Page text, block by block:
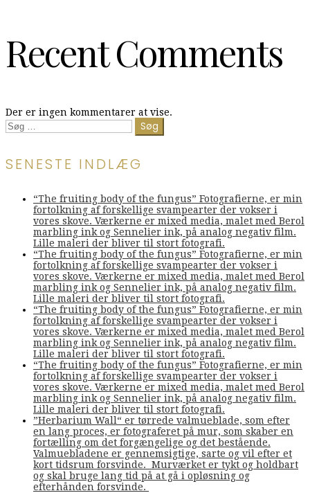
Recent Comments
Der er ingen kommentarer at vise.
Søg
efter:
SENESTE INDLÆG
“The fruiting body of the fungus” Fotografierne, er min
fortolkning af forskellige svampearter der vokser i
vores skove. Værkerne er mixed media, malet med Berol
marbling ink og Sennelier ink, på analog negativ film.
Lille maleri der bliver til stort fotografi.
“The fruiting body of the fungus” Fotografierne, er min
fortolkning af forskellige svampearter der vokser i
vores skove. Værkerne er mixed media, malet med Berol
marbling ink og Sennelier ink, på analog negativ film.
Lille maleri der bliver til stort fotografi.
“The fruiting body of the fungus” Fotografierne, er min
fortolkning af forskellige svampearter der vokser i
vores skove. Værkerne er mixed media, malet med Berol
marbling ink og Sennelier ink, på analog negativ film.
Lille maleri der bliver til stort fotografi.
“The fruiting body of the fungus” Fotografierne, er min
fortolkning af forskellige svampearter der vokser i
vores skove. Værkerne er mixed media, malet med Berol
marbling ink og Sennelier ink, på analog negativ film.
Lille maleri der bliver til stort fotografi.
”Herbarium Wall“ er tørrede valmueblade, som efter
en lang proces, er fotograferet på mur, som skaber en
fortælling om det forgængelige og det bestående.
Valmuebladene er gennemsigtige, sarte og vil efter et
kort tidsrum forsvinde. Murværket er tykt og holdbart
og skal bruge lang tid på at gå i opløsning og
efterhånden forsvinde.